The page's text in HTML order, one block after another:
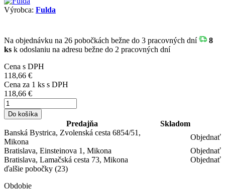
Výrobca: Fulda
Na objednávku na 26 pobočkách bežne do 3 pracovných dní
8
ks k odoslaniu na adresu bežne do 2 pracovných dní
Cena s DPH
118,66 €
Cena za 1 ks s DPH
118,66 €
Do košíka
Predajňa
Skladom
Banská Bystrica, Zvolenská cesta 6854/51,
Mikona
Objednať
Bratislava, Einsteinova 1, Mikona
Objednať
Bratislava, Lamačská cesta 73, Mikona
Objednať
ďalšie pobočky (23)
Obdobie